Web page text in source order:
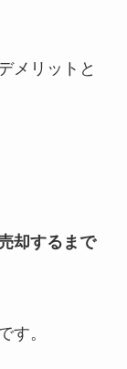
メリットと
却するまで
す。